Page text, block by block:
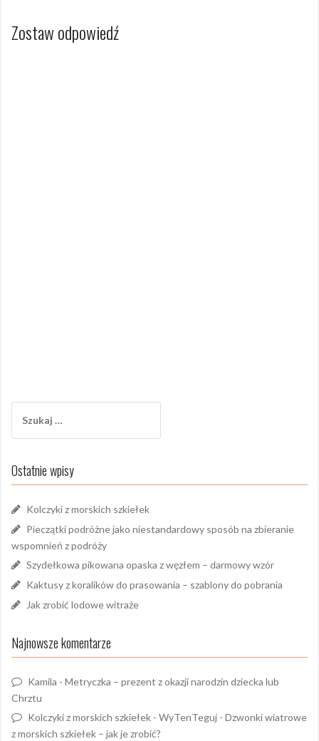
Zostaw odpowiedź
Ostatnie wpisy
Kolczyki z morskich szkiełek
Pieczątki podróżne jako niestandardowy sposób na zbieranie
wspomnień z podróży
Szydełkowa pikowana opaska z węzłem – darmowy wzór
Kaktusy z koralików do prasowania – szablony do pobrania
Jak zrobić lodowe witraże
Najnowsze komentarze
Kamila - Metryczka – prezent z okazji narodzin dziecka lub
Chrztu
Kolczyki z morskich szkiełek - WyTenTeguj - Dzwonki wiatrowe
z morskich szkiełek – jak je zrobić?